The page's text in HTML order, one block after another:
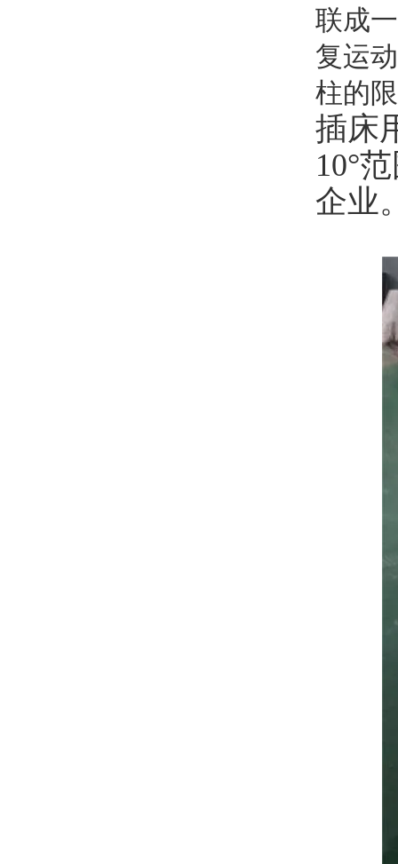
联成
复运
柱的
插床
10°
企业